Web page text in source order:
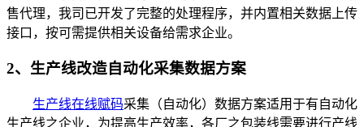
售代理，我司已开发了完整的处理程序，并内置相关数据上传
接口，按可需提供相关设备给需求企业。
2、生产线改造自动化采集数据方案
生产线在线赋码采集（自动化）数据方案适用于有自动化
生产线之企业，为提高生产效率，各厂之包装线需要进行产线